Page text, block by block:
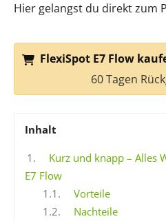
Hier gelangst du direkt zum
FlexiSpot E7 Flow
60 Tagen
Inhalt
1.
Kurz und knapp – Alles
E7 Flow
1.1.
Vorteile
1.2.
Nachteile